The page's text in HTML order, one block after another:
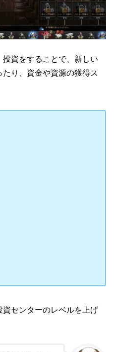
資をすることで、新しい
り、資金や資源の獲得ス
センターのレベルを上げ